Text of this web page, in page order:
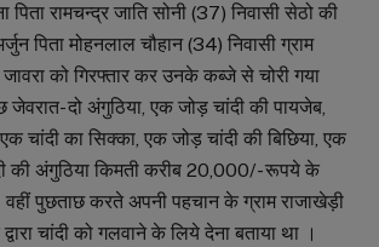
रामचन्द्र जाति सोनी (37) निवासी सेठो की
पिता मोहनलाल चौहान (34) निवासी ग्राम
को गिरफ्तार कर उनके कब्जे से चोरी गया
दो अंगुठिया, एक जोड़ चांदी की पायजेब,
एक चांदी का सिक्का, एक जोड़ चांदी की बिछिया, एक
की अंगुठिया किमती करीब 20,000/- रूपये के
पुछताछ करते अपनी पहचान के ग्राम राजाखेड़ी
चांदी को गलवाने के लिये देना बताया था ।